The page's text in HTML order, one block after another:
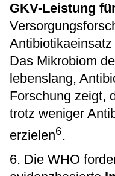
GKV-Leistung
Das Mikrobiom
lebenslang,
Forschung zeigt,
trotz weniger
erzielen6.
6. Die WHO